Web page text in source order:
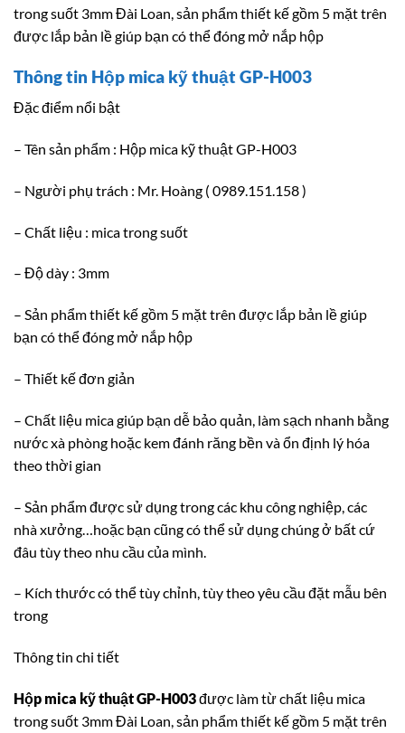
trong suốt 3mm Đài Loan, sản phẩm thiết kế gồm 5 mặt trên
được lắp bản lề giúp bạn có thể đóng mở nắp hộp
Thông tin Hộp mica kỹ thuật GP-H003
Đặc điểm nổi bật
– Tên sản phẩm : Hộp mica kỹ thuật GP-H003
– Người phụ trách : Mr. Hoàng ( 0989.151.158 )
– Chất liệu : mica trong suốt
– Độ dày : 3mm
– Sản phẩm thiết kế gồm 5 mặt trên được lắp bản lề giúp
bạn có thể đóng mở nắp hộp
– Thiết kế đơn giản
– Chất liệu mica giúp bạn dễ bảo quản, làm sạch nhanh bằng
nước xà phòng hoặc kem đánh răng bền và ổn định lý hóa
theo thời gian
– Sản phẩm được sử dụng trong các khu công nghiệp, các
nhà xưởng…hoặc bạn cũng có thể sử dụng chúng ở bất cứ
đâu tùy theo nhu cầu của mình.
– Kích thước có thể tùy chỉnh, tùy theo yêu cầu đặt mẫu bên
trong
Thông tin chi tiết
Hộp mica kỹ thuật GP-H003được làm từ chất liệu mica
trong suốt 3mm Đài Loan, sản phẩm thiết kế gồm 5 mặt trên